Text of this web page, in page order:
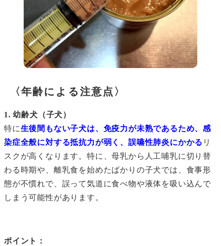
〈年齢による注意点〉
1. 幼齢犬（子犬）
特に生後間もない子犬は、免疫力が未熟であるため、感
染症全般に対する抵抗力が弱く、誤嚥性肺炎にかかる リ
スクが高くなります。特に、母乳から人工哺乳に切り替
わる時期や、離乳食を始めたばかりの子犬では、食事形
態が不慣れで、誤って気道に食べ物や液体を吸い込んで
しまう可能性があります。
ポイント：